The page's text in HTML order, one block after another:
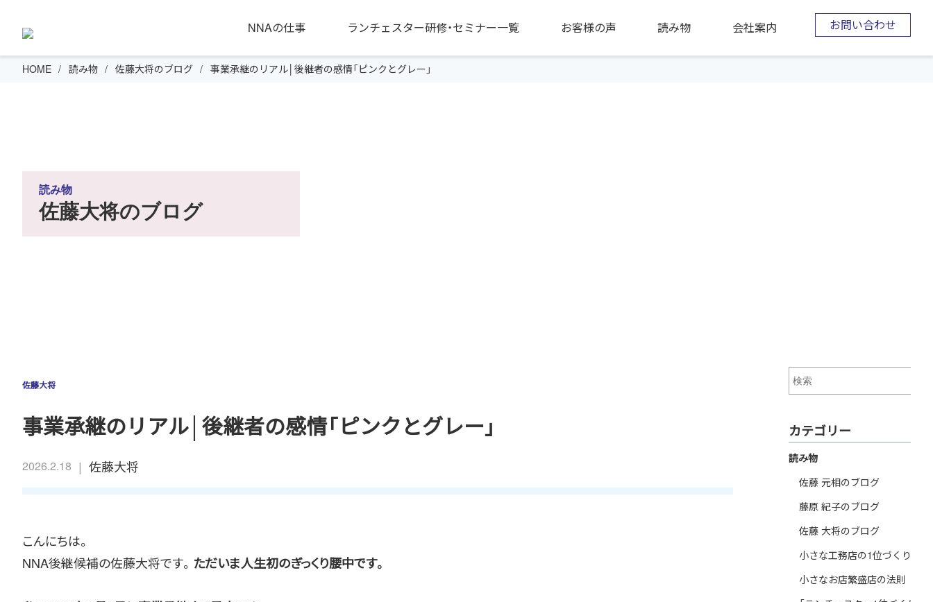
NNAの仕事 ランチェスター研修・セミナー一覧 お客様の声 読み物 会社案内 お問い合わせ
HOME 読み物 佐藤大将のブログ 事業承継のリアル│後継者の感情「ピンクとグレー」
読み物
佐藤大将のブログ
佐藤大将
事業承継のリアル│後継者の感情「ピンクとグレー」
2026.2.18 | 佐藤大将
こんにちは。
NNA後継候補の佐藤大将です。 ただいま人生初のぎっくり腰中です。
カテゴリー
読み物
佐藤 元相のブログ
藤原 紀子のブログ
佐藤 大将のブログ
小さな工務店の1位づくり戦
小さなお店繁盛店の法則